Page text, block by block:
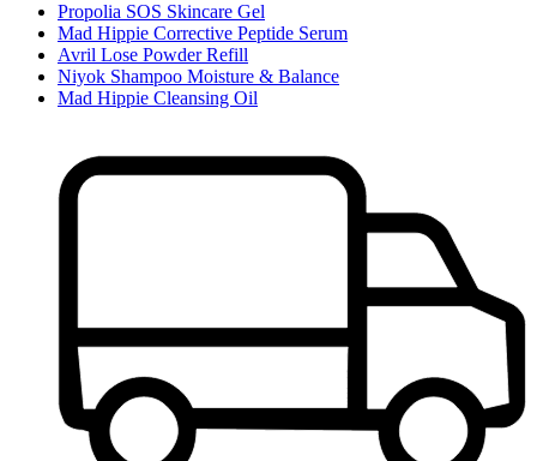
Propolia SOS Skincare Gel
Mad Hippie Corrective Peptide Serum
Avril Lose Powder Refill
Niyok Shampoo Moisture & Balance
Mad Hippie Cleansing Oil